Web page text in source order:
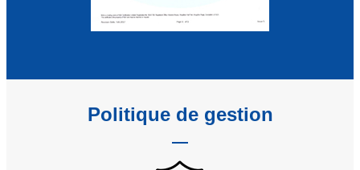
Politique de gestion